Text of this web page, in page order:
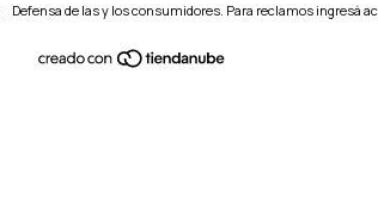
Defensa de las y los consumidores. Para reclamos ingresá